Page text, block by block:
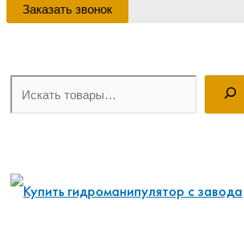
Заказать звонок
Поиск